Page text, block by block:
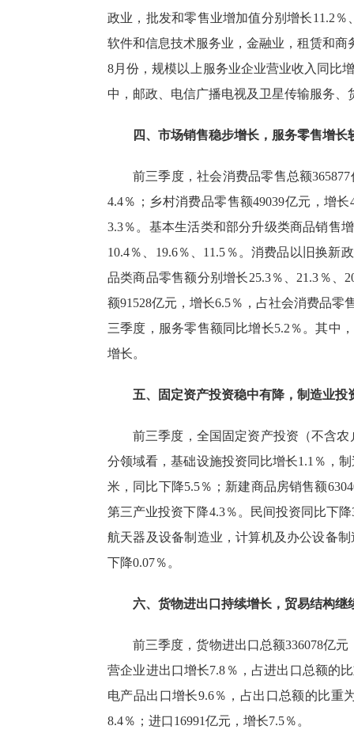
政业，批发和零售业增加值分别增长11.2％
软件和信息技术服务业，金融业，租赁和
8月份，规模以上服务业企业营业收入同比
中，邮政、电信广播电视及卫星传输服务
四、市场销售稳步增长，服务零售增长
前三季度，社会消费品零售总额365877
4.4％ ；乡村消费品零售额49039亿元，增长
3.3％ 。基本生活类和部分升级类商品销售
10.4％
19.6％ 11.5％ 。消费品以旧换新
品类商品零售额分别增长25.3％ 21.3％
额91528亿元，增长6.5％ ，占社会消费品零
三季度，服务零售额同比增长5.2％ 。其中
增长。
五、固定资产投资稳中有降，制造业投
前三季度，全国固定资产投资（不含农
分领域看，基础设施投资同比增长1.1％ ，
米，同比下降5.5％ ；新建商品房销售额
第三产业投资下降4.3％ 。民间投资同比下降
航天器及设备制造业，计算机及办公设备
下降0.07％ 。
六、货物进出口持续增长，贸易结构继
前三季度，货物进出口总额336078亿元
营企业进出口增长7.8％ ，占进出口总额的
电产品出口增长9.6％ ，占出口总额的比重
8.4％ ；进口16991亿元，增长7.5％ 。